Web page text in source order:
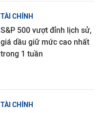
TÀI CHÍNH
S&P 500 vượt đỉnh lịch sử,
giá dầu giữ mức cao nhất
trong 1 tuần
TÀI CHÍNH